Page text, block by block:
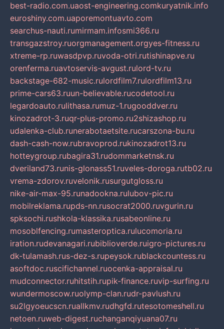
best-radio.com.uaost-engineering.comkuryatnik.info
euroshiny.com.uaporemontuavto.com
searchus-nauti.rumirmam.infosmi366.ru
transgazstroy.ruorgmanagement.orgyes-fitness.ru
xtreme-rp.ruwasdpvp.ruvoda-otri.rutishinapve.ru
orenferma.ruavtoservis-avgust.rulord-tv.ru
backstage-682-music.rulordfilm7.rulordfilm13.ru
prime-cars63.ruun-believable.rucodetool.ru
legardoauto.rulithasa.rumuz-1.rugooddver.ru
kinozadrot-3.ruqr-plus-promo.ru2shizashop.ru
udalenka-club.runerabotaetsite.rucarszona-bu.ru
dash-cash-now.rubravoprod.rukinozadrot13.ru
hotteygroup.rubagira31.rudommarketnsk.ru
dveriland73.runis-glonass51.ruveles-doroga.rutb02.ru
vrema-zdorov.ruvelonik.rusurgutgloss.ru
nike-air-max-95.runadookna.rulubov-pic.ru
mobilreklama.rupds-nn.rusocrat2000.ruvgurin.ru
spksochi.rushkola-klassika.rusabeonline.ru
mosoblfencing.rumasteroptica.rulucomoria.ru
iration.rudevanagari.rubiblioverde.ruigro-pictures.ru
dk-tulamash.rus-dez-s.rupeysok.rublackcountess.ru
asoftdoc.ruscifichannel.ruocenka-appraisal.ru
mudconnector.ruhitstih.rupik-finance.ruvip-surfing.ru
wundermoscow.ruolymp-clan.rudr-pavlush.ru
su2lgyoeucscn.ruallkmv.rudhgfd.rutesotomeshell.ru
netoen.ruweb-digest.ruchanganqiyuana07.ru